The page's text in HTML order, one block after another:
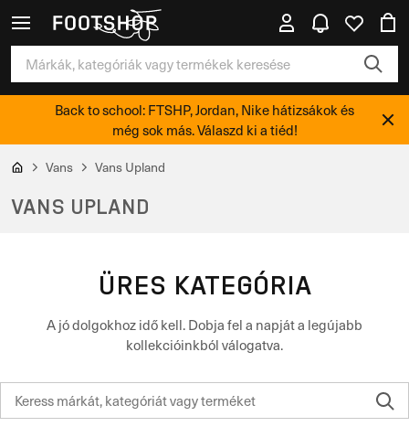
Back to school: FTSHP, Jordan, Nike hátizsákok és
még sok más. Válaszd ki a tiéd!
Vans Vans Upland
VANS UPLAND
ÜRES KATEGÓRIA
A jó dolgokhoz idő kell. Dobja fel a napját a legújabb
kollekcióinkból válogatva.